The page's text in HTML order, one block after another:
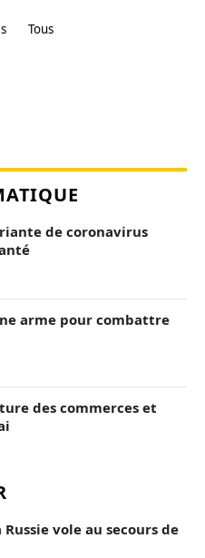
Tous
de coronavirus
arme pour combattre
des commerces et
vole au secours de